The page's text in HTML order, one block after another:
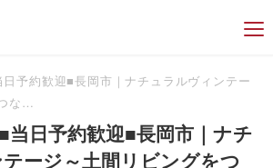
新潟のリフォーム＆リノベーション専
日予約歓迎■長岡市｜ナチュラルヴィンテー
な…
■当日予約歓迎■長岡市｜ナチ
ージ～土間リビングをつ